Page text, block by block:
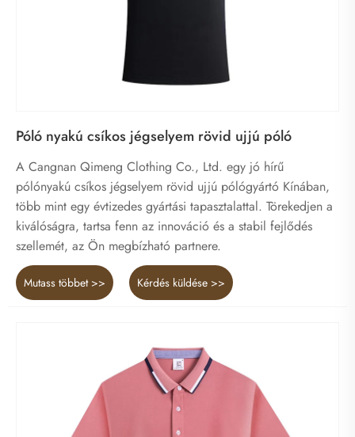
Póló nyakú csíkos jégselyem rövid ujjú póló
A Cangnan Qimeng Clothing Co., Ltd. egy jó hírű
pólónyakú csíkos jégselyem rövid ujjú pólógyártó Kínában,
több mint egy évtizedes gyártási tapasztalattal. Törekedjen a
kiválóságra, tartsa fenn az innováció és a stabil fejlődés
szellemét, az Ön megbízható partnere.
Mutass többet >> Kérdés küldése >>